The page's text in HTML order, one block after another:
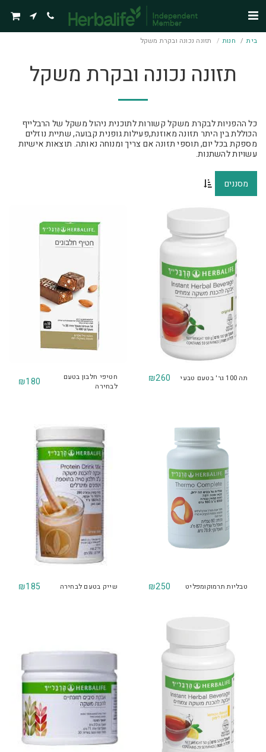
בית חנות תזונה נכונה ובקרת משקל
תזונה נכונה ובקרת משקל
כל ההפניות לבקרת משקל קשורות לתוכנית ניהול משקל של הרבלייף
הכוללת בין היתר תזונה מאוזנת,פעילות גופנית קבועה, שתיית נוזלים
מספקת בכל יום, תוספי תזונה אם צריך ומנוחה נאותה. תוצאות אישיות
עשויות להשתנות.
מסננים
תה 100 גר' בטעם טבעי ₪260
חטיפי חלבון בטעם
לבחירה
₪180
טבליות תרמוקומפליט ₪250 שייק בטעם לבחירה ₪185